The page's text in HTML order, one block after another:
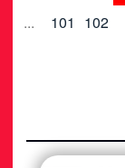
...
101 102